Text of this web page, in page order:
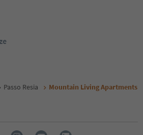
Passo Resia Mountain Living Apartments